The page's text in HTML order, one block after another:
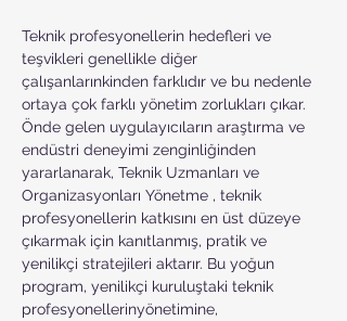
Teknik profesyonellerin hedefleri ve
teşvikleri genellikle diğer
çalışanlarınkinden farklıdır ve bu nedenle
ortaya çok farklı yönetim zorlukları çıkar.
Önde gelen uygulayıcıların araştırma ve
endüstri deneyimi zenginliğinden
yararlanarak, Teknik Uzmanları ve
Organizasyonları Yönetme , teknik
profesyonellerin katkısını en üst düzeye
çıkarmak için kanıtlanmış, pratik ve
yenilikçi stratejileri aktarır. Bu yoğun
program, yenilikçi kuruluştaki teknik
profesyonellerinyönetimine,